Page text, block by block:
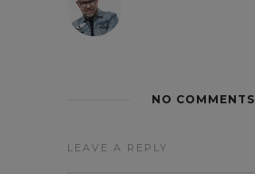
NO COMMENTS
LEAVE A REPLY